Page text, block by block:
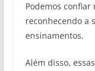
Podemos confiar
reconhecendo a
ensinamentos.
Além disso,